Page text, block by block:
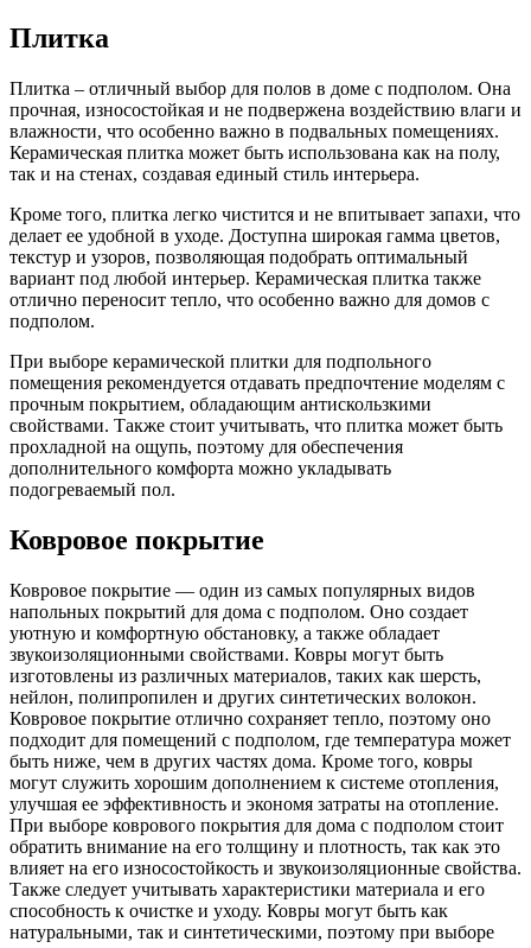
Плитка
Плитка – отличный выбор для полов в доме с подполом. Она
прочная, износостойкая и не подвержена воздействию влаги и
влажности, что особенно важно в подвальных помещениях.
Керамическая плитка может быть использована как на полу,
так и на стенах, создавая единый стиль интерьера.
Кроме того, плитка легко чистится и не впитывает запахи, что
делает ее удобной в уходе. Доступна широкая гамма цветов,
текстур и узоров, позволяющая подобрать оптимальный
вариант под любой интерьер. Керамическая плитка также
отлично переносит тепло, что особенно важно для домов с
подполом.
При выборе керамической плитки для подпольного
помещения рекомендуется отдавать предпочтение моделям с
прочным покрытием, обладающим антискользкими
свойствами. Также стоит учитывать, что плитка может быть
прохладной на ощупь, поэтому для обеспечения
дополнительного комфорта можно укладывать
подогреваемый пол.
Ковровое покрытие
Ковровое покрытие — один из самых популярных видов
напольных покрытий для дома с подполом. Оно создает
уютную и комфортную обстановку, а также обладает
звукоизоляционными свойствами. Ковры могут быть
изготовлены из различных материалов, таких как шерсть,
нейлон, полипропилен и других синтетических волокон.
Ковровое покрытие отлично сохраняет тепло, поэтому оно
подходит для помещений с подполом, где температура может
быть ниже, чем в других частях дома. Кроме того, ковры
могут служить хорошим дополнением к системе отопления,
улучшая ее эффективность и экономя затраты на отопление.
При выборе коврового покрытия для дома с подполом стоит
обратить внимание на его толщину и плотность, так как это
влияет на его износостойкость и звукоизоляционные свойства.
Также следует учитывать характеристики материала и его
способность к очистке и уходу. Ковры могут быть как
натуральными, так и синтетическими, поэтому при выборе